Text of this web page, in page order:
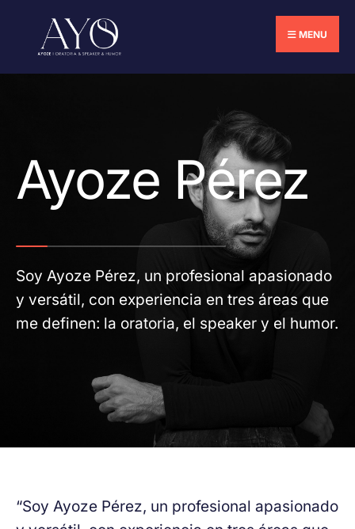
MENU
Ayoze Pérez
Soy Ayoze Pérez, un profesional apasionado
y versátil, con experiencia en tres áreas que
me definen: la oratoria, el speaker y el humor.
“Soy Ayoze Pérez, un profesional apasionado